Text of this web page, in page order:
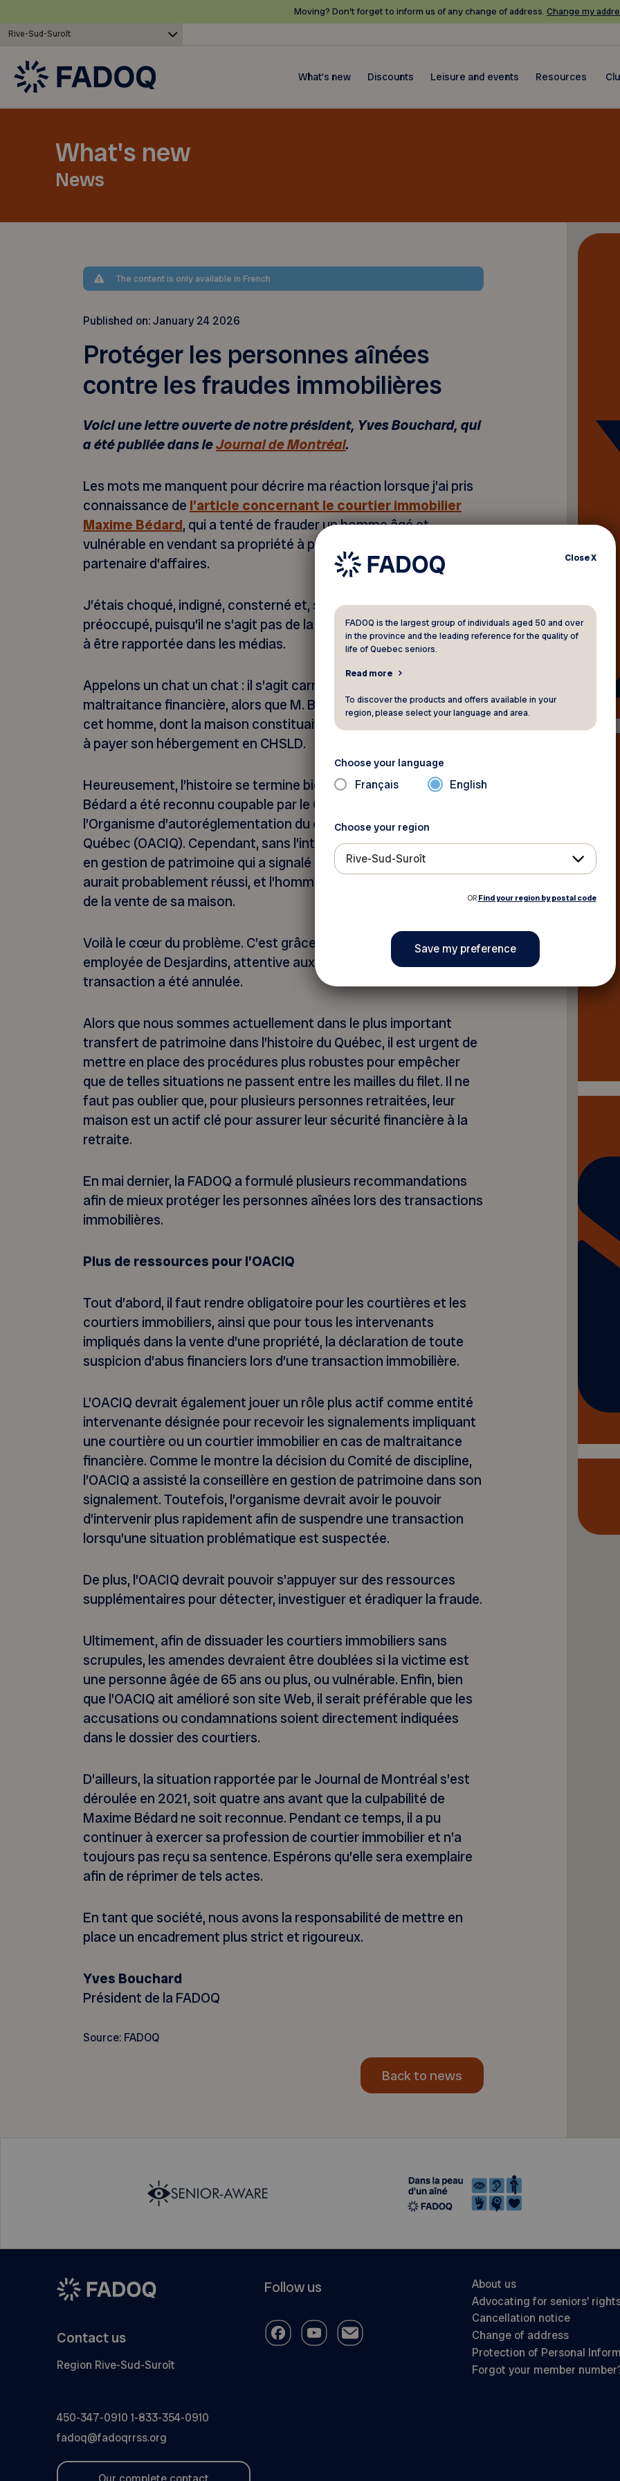
Moving? Don’t forget to inform us of any change of address. Change my
Rive-Sud-Suroît
What's new Discounts Leisure and events Resources
What's new
News
The content is only available in French
Published on:January 24 2026
Protéger les personnes aînées
contre les fraudes immobilières
Voici une lettre ouverte de notre président, Yves Bouchard, qui
a été publiée dans leJournal de Montréal.
Les mots me manquent pour décrire ma réaction lorsque j’ai pris
connaissance de l’article concernant le courtier immobilier
Maxime Bédard, qui a tenté de frauder un homme âgé et
vulnérable en vendant sa propriété à prix réduit à un ami et
partenaire d’affaires.
J’étais choqué, indigné, consterné et, surtout, profondément
préoccupé, puisqu’il ne s’agit pas de la première histoire du genre
à être rapportée dans les médias.
Appelons un chat un chat : il s’agit carrément d’un cas de
maltraitance financière, alors que M. Bédard a cherché à flouer
cet homme, dont la maison constituait le seul actif qui allait l’aider
à payer son hébergement en CHSLD.
Heureusement, l’histoire se termine bien pour la victime et M.
Bédard a été reconnu coupable par le Comité de discipline de
l’Organisme d’autoréglementation du courtage immobilier du
Québec (OACIQ). Cependant, sans l’intervention d’une conseillère
en gestion de patrimoine qui a signalé la situation, le stratagème
aurait probablement réussi, et l’homme aurait perdu 115 000 $ lors
de la vente de sa maison.
Voilà le cœur du problème. C’est grâce à l’action de cette
employée de Desjardins, attentive aux signaux d’alerte, que la
transaction a été annulée.
Alors que nous sommes actuellement dans le plus important
transfert de patrimoine dans l’histoire du Québec, il est urgent de
mettre en place des procédures plus robustes pour empêcher
que de telles situations ne passent entre les mailles du filet. Il ne
faut pas oublier que, pour plusieurs personnes retraitées, leur
maison est un actif clé pour assurer leur sécurité financière à la
retraite.
En mai dernier, la FADOQ a formulé plusieurs recommandations
afin de mieux protéger les personnes aînées lors des transactions
immobilières.
Plus de ressources pour l’OACIQ
Tout d’abord, il faut rendre obligatoire pour les courtières et les
courtiers immobiliers, ainsi que pour tous les intervenants
impliqués dans la vente d’une propriété, la déclaration de toute
suspicion d’abus financiers lors d’une transaction immobilière.
L’OACIQ devrait également jouer un rôle plus actif comme entité
intervenante désignée pour recevoir les signalements impliquant
une courtière ou un courtier immobilier en cas de maltraitance
financière. Comme le montre la décision du Comité de discipline,
l’OACIQ a assisté la conseillère en gestion de patrimoine dans son
signalement. Toutefois, l’organisme devrait avoir le pouvoir
d’intervenir plus rapidement afin de suspendre une transaction
lorsqu’une situation problématique est suspectée.
De plus, l’OACIQ devrait pouvoir s’appuyer sur des ressources
supplémentaires pour détecter, investiguer et éradiquer la fraude.
Ultimement, afin de dissuader les courtiers immobiliers sans
scrupules, les amendes devraient être doublées si la victime est
une personne âgée de 65 ans ou plus, ou vulnérable. Enfin, bien
que l’OACIQ ait amélioré son site Web, il serait préférable que les
accusations ou condamnations soient directement indiquées
dans le dossier des courtiers.
D’ailleurs, la situation rapportée par le Journal de Montréal s’est
déroulée en 2021, soit quatre ans avant que la culpabilité de
Maxime Bédard ne soit reconnue. Pendant ce temps, il a pu
continuer à exercer sa profession de courtier immobilier et n’a
toujours pas reçu sa sentence. Espérons qu’elle sera exemplaire
afin de réprimer de tels actes.
En tant que société, nous avons la responsabilité de mettre en
place un encadrement plus strict et rigoureux.
Yves Bouchard
Président de la FADOQ
Source: FADOQ
Back to news
Contact us
Region Rive-Sud-Suroît
450-347-0910 1-833-354-0910
fadoq@fadoqrrss.org
Follow us
About us
Advocating for seniors’
Cancellation notice
Change of address
Protection of Personal
Forgot your member
CloseX
FADOQ is the largest group of individuals aged 50 and over
in the province and the leading reference for the quality of
life of Quebec seniors.
Read more
To discover the products and offers available in your
region, please select your language and area.
Choose your language
Français English
Choose your region
Rive-Sud-Suroît
OR Find your region by postal code